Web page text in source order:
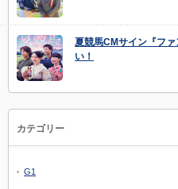
夏競馬CMサイン『フ
い！
カテゴリー
G1